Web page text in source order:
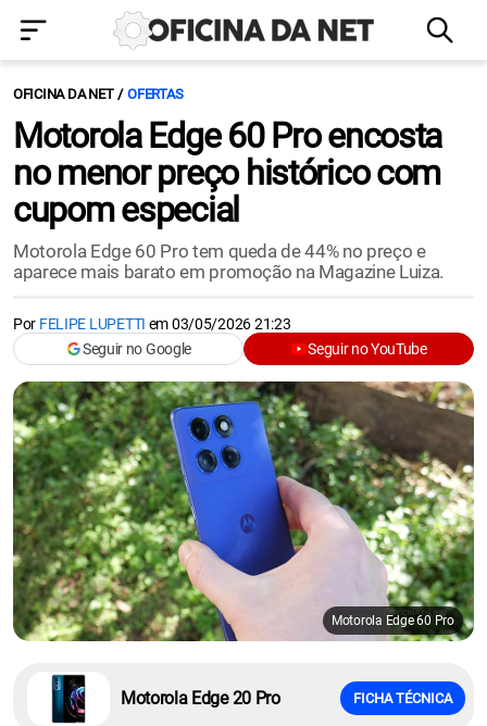
OFICINA DA NET OFERTAS
Motorola Edge 60 Pro encosta
no menor preço histórico com
cupom especial
Motorola Edge 60 Pro tem queda de 44% no preço e
aparece mais barato em promoção na Magazine Luiza.
Por FELIPE LUPETTI em03/05/2026 21:23
Seguir no Google
Seguir no YouTube
Motorola Edge 60 Pro
Motorola Edge 20 Pro FICHA TÉCNICA